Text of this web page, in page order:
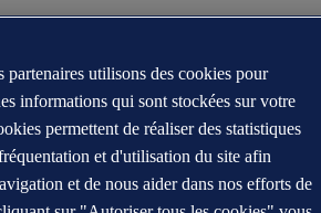
partenaires utilisons des cookies pour
informations qui sont stockées sur votre
permettent de réaliser des statistiques
et d'utilisation du site afin
et de nous aider dans nos efforts de